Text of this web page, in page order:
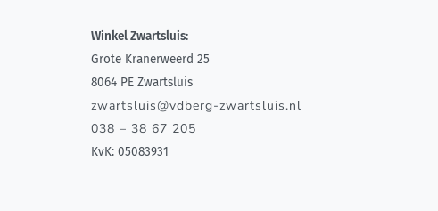
Winkel Zwartsluis:
Grote Kranerweerd 25
8064 PE Zwartsluis
zwartsluis@vdberg-zwartsluis.nl
038 – 38 67 205
KvK: 05083931